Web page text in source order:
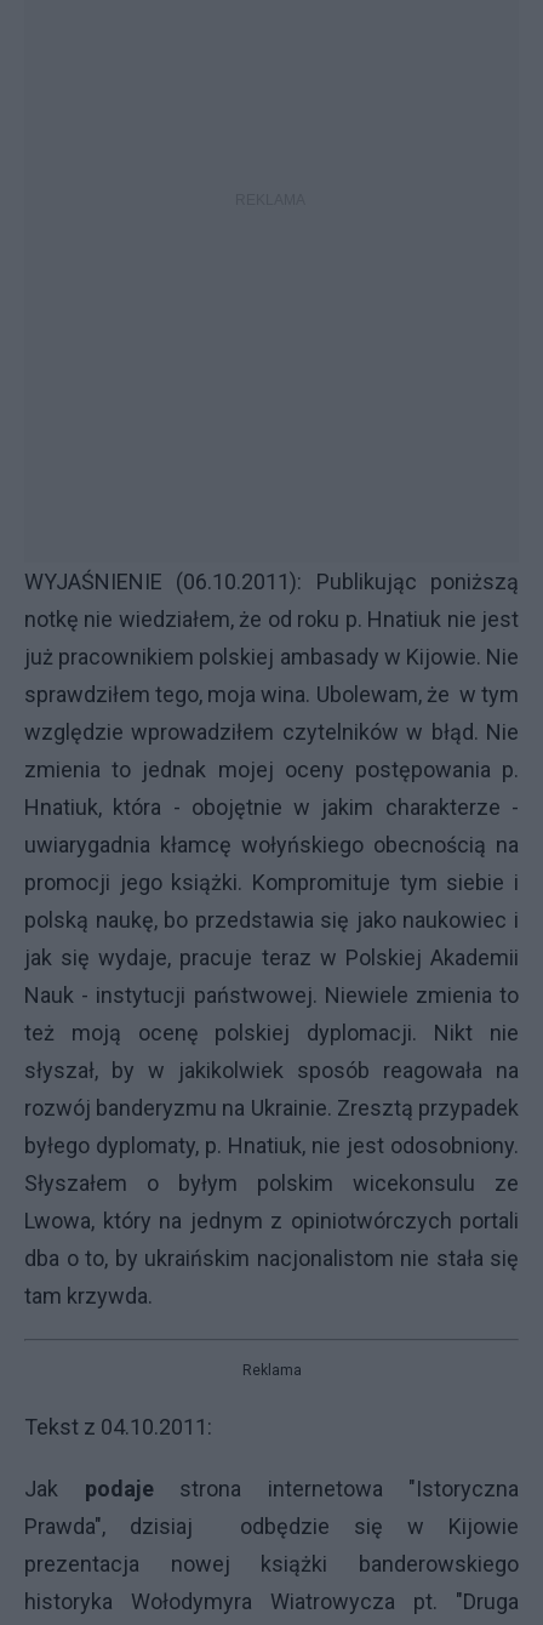
WYJAŚNIENIE (06.10.2011): Publikując poniższą
notkę nie wiedziałem, że od roku p. Hnatiuk nie jest
już pracownikiem polskiej ambasady w Kijowie. Nie
sprawdziłem tego, moja wina. Ubolewam, że w tym
względzie wprowadziłem czytelników w błąd. Nie
zmienia to jednak mojej oceny postępowania p.
Hnatiuk, która - obojętnie w jakim charakterze -
uwiarygadnia kłamcę wołyńskiego obecnością na
promocji jego książki. Kompromituje tym siebie i
polską naukę, bo przedstawia się jako naukowiec i
jak się wydaje, pracuje teraz w Polskiej Akademii
Nauk - instytucji państwowej. Niewiele zmienia to
też moją ocenę polskiej dyplomacji. Nikt nie
słyszał, by w jakikolwiek sposób reagowała na
rozwój banderyzmu na Ukrainie. Zresztą przypadek
byłego dyplomaty, p. Hnatiuk, nie jest odosobniony.
Słyszałem o byłym polskim wicekonsulu ze
Lwowa, który na jednym z opiniotwórczych portali
dba o to, by ukraińskim nacjonalistom nie stała się
tam krzywda.
Reklama
Tekst z 04.10.2011:
Jak podajestrona internetowa "Istoryczna
Prawda", dzisiaj odbędzie się w Kijowie
prezentacja nowej książki banderowskiego
historyka Wołodymyra Wiatrowycza pt. "Druga